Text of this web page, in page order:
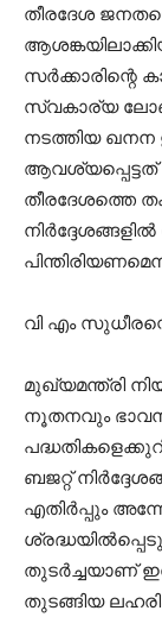
തീരദേശ
സ്വകാര്യ
നടത്തിയ ഖനന
തീരദേശത്തെ
വി എം
മുഖ്യമന്ത്രി
നൂതനവും
ബജറ്റ്
എതിര്‍പ്പും
തുടര്‍ച്ചയാണ്
തുടങ്ങിയ